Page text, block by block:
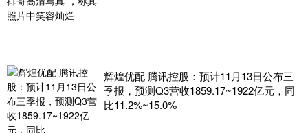
辉煌优配 腾讯控股：预计11月13日公布三
季报，预测Q3营收1859.17~1922亿元，同
比11.2%~15.0%